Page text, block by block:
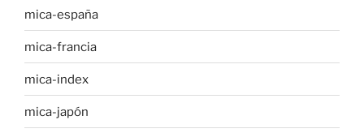
mica-españa
mica-francia
mica-index
mica-japón